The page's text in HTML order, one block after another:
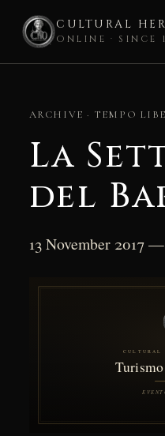
CULTURAL
ONLINE · SINCE
contentARCHIVE · TEMPO
La
del
13 November 2017